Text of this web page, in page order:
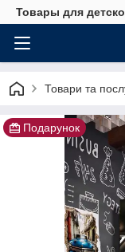
Товары для
Товари та
Подарунок